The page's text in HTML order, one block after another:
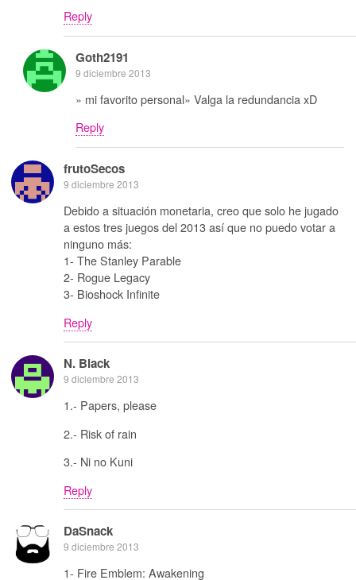
Reply
Goth2191
9 diciembre 2013
» mi favorito personal» Valga la redundancia xD
Reply
frutoSecos
9 diciembre 2013
Debido a situación monetaria, creo que solo he jugado
a estos tres juegos del 2013 así que no puedo votar a
ninguno más:
1- The Stanley Parable
2- Rogue Legacy
3- Bioshock Infinite
Reply
N. Black
9 diciembre 2013
1.- Papers, please
2.- Risk of rain
3.- Ni no Kuni
Reply
DaSnack
9 diciembre 2013
1- Fire Emblem: Awakening